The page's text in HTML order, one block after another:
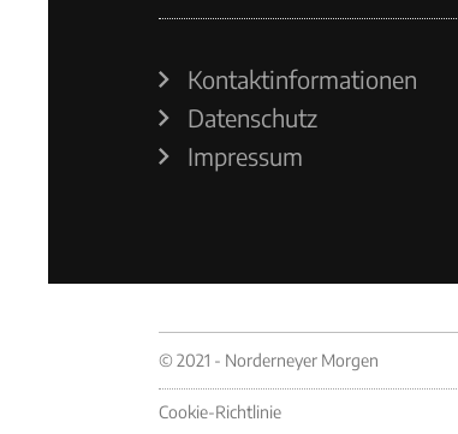
Kontaktinformationen
Datenschutz
Impressum
© 2021 - Norderneyer Morgen
Cookie-Richtlinie